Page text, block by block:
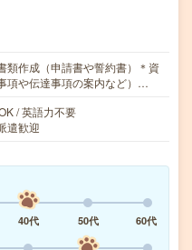
類作成（申請書や誓約書）＊資
項や伝達事項の案内など）…
/ 英語力不要
遣歓迎
40代 50代
60代